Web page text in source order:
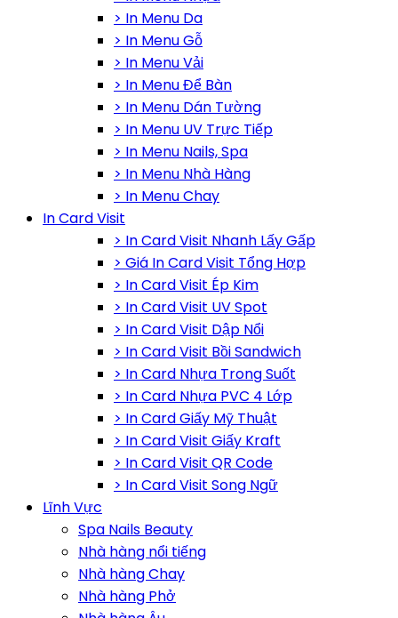
> In Menu Da
> In Menu Gỗ
> In Menu Vải
> In Menu Để Bàn
> In Menu Dán Tường
> In Menu UV Trực Tiếp
> In Menu Nails, Spa
> In Menu Nhà Hàng
> In Menu Chay
In Card Visit
> In Card Visit Nhanh Lấy Gấp
> Giá In Card Visit Tổng Hợp
> In Card Visit Ép Kim
> In Card Visit UV Spot
> In Card Visit Dập Nổi
> In Card Visit Bồi Sandwich
> In Card Nhựa Trong Suốt
> In Card Nhựa PVC 4 Lớp
> In Card Giấy Mỹ Thuật
> In Card Visit Giấy Kraft
> In Card Visit QR Code
> In Card Visit Song Ngữ
Lĩnh Vực
Spa Nails Beauty
Nhà hàng nổi tiếng
Nhà hàng Chay
Nhà hàng Phở